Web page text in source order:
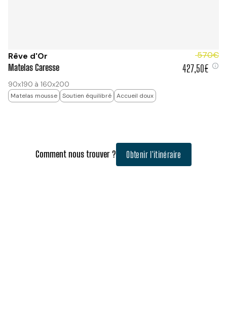
Rêve d'Or 570€
Matelas Caresse 427,50€
90x190 à 160x200
Matelas mousse Soutien équilibré Accueil doux
Comment nous trouver ? Obtenir l'itinéraire